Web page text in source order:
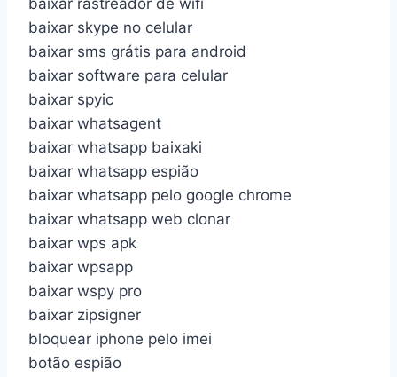
baixar rastreador de wifi
baixar skype no celular
baixar sms grátis para android
baixar software para celular
baixar spyic
baixar whatsagent
baixar whatsapp baixaki
baixar whatsapp espião
baixar whatsapp pelo google chrome
baixar whatsapp web clonar
baixar wps apk
baixar wpsapp
baixar wspy pro
baixar zipsigner
bloquear iphone pelo imei
botão espião